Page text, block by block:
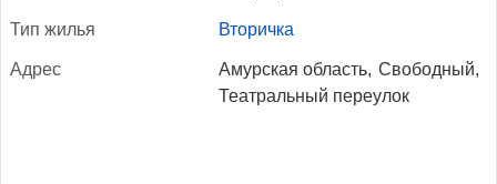
Тип жилья Вторичка
Ад­рес Амурская область, Свободный,
Театральный переулок